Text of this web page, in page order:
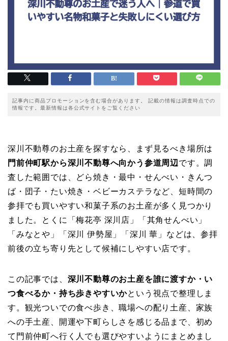
記事内に商品プロモーションを含む場合があります。 記載の情報は調査時点での
情報です。最新情報は各公式サイトをご覧ください
深川不動尊のお土産を探すなら、まず見るべき場所は
門前仲町駅から深川不動尊へ向かう参道周辺です。調
査した範囲では、どら焼き・最中・せんべい・きんつ
ば・団子・たい焼き・ベビーカステラなど、短時間の
参拝でも買いやすい和菓子系のお土産が多く見つかり
ました。とくに「梅花亭 深川店」「其角せんべい」
「みなとや」「深川 伊勢屋」「深川 華」などは、参拝
前後の立ち寄り先として候補にしやすい店です。
この記事では、 深川不動尊のお土産を誰に渡すか・い
つ食べるか・持ち歩きやすいかという視点で整理しま
す。観光ついでの食べ歩き、職場への配り土産、家族
への手土産、開運や下町らしさを感じる品まで、初め
て門前仲町へ行く人でも選びやすいようにまとめまし